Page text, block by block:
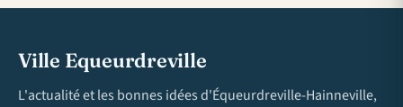
Ville Equeurdreville
L'actualité et les bonnes idées d'Équeurdreville-Hainneville,